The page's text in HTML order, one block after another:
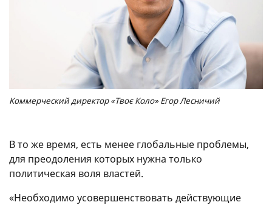
Коммерческий директор «Твоє Коло» Егор Лесничий
В то же время, есть менее глобальные проблемы,
для преодоления которых нужна только
политическая воля властей.
«Необходимо усовершенствовать действующие